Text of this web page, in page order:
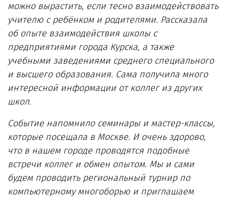
можно вырастить, если тесно взаимодействовать
учителю с ребёнком и родителями. Рассказала
об опыте взаимодействия школы с
предприятиями города Курска, а также
учебными заведениями среднего специального
и высшего образования. Сама получила много
интересной информации от коллег из других
школ.
Событие напомнило семинары и мастер-классы,
которые посещала в Москве. И очень здорово,
что в нашем городе проводятся подобные
встречи коллег и обмен опытом. Мы и сами
будем проводить региональный турнир по
компьютерному многоборью и приглашаем